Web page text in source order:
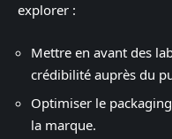
explorer :
Mettre en avant des
crédibilité auprès du
Optimiser le
la marque.